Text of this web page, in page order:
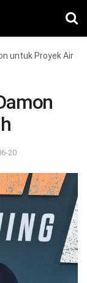
untuk Proyek Air
20